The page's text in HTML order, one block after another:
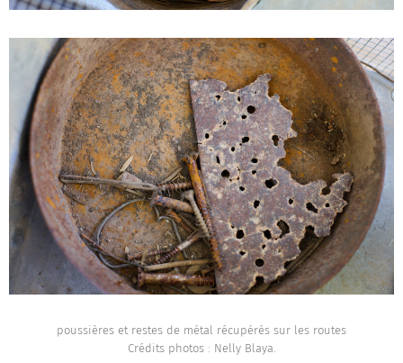
poussières et restes de métal récupérés sur les routes
Crédits photos : Nelly Blaya.